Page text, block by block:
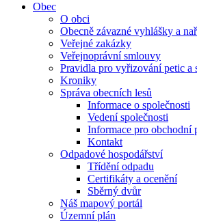
Obec
O obci
Obecně závazné vyhlášky a
Veřejné zakázky
Veřejnoprávní smlouvy
Pravidla pro vyřizování petic a
Kroniky
Správa obecních lesů
Informace o společnosti
Vedení společnosti
Informace pro obchodní
Kontakt
Odpadové hospodářství
Třídění odpadu
Certifikáty a ocenění
Sběrný dvůr
Náš mapový portál
Územní plán